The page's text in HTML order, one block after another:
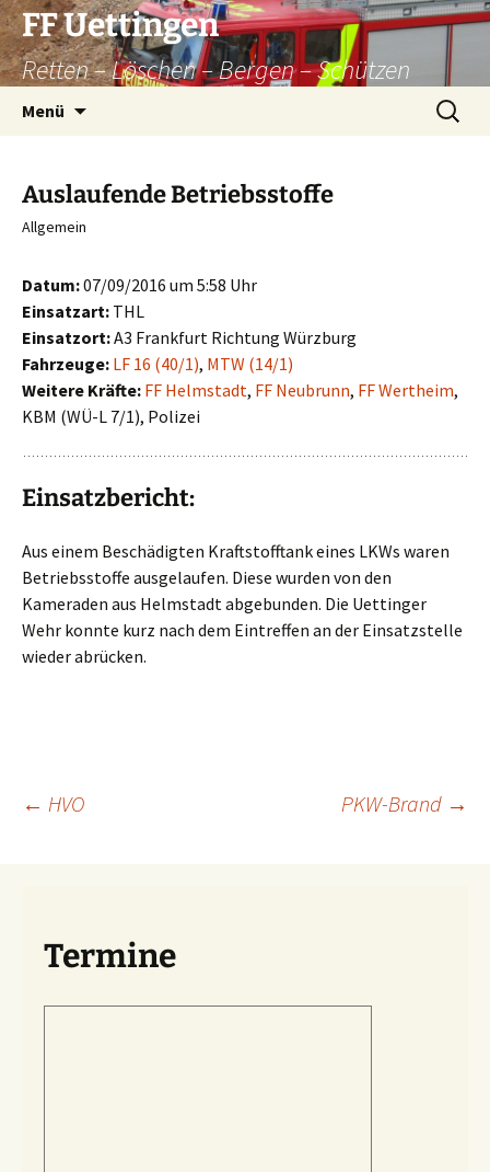
Zum
Inhalt
springen
FF Uettingen
Retten – Löschen – Bergen – Schützen
Menü
Suchen
nach:
Auslaufende Betriebsstoffe
Allgemein
Datum:07/09/2016 um 5:58 Uhr
Einsatzart: THL
Einsatzort:A3 Frankfurt Richtung Würzburg
Fahrzeuge: LF 16 (40/1), MTW (14/1)
Weitere Kräfte: FF Helmstadt, FF Neubrunn, FF Wertheim,
KBM (WÜ-L 7/1), Polizei
Einsatzbericht:
Aus einem Beschädigten Kraftstofftank eines LKWs waren
Betriebsstoffe ausgelaufen. Diese wurden von den
Kameraden aus Helmstadt abgebunden. Die Uettinger
Wehr konnte kurz nach dem Eintreffen an der Einsatzstelle
wieder abrücken.
Beitragsnavigation
← HVO PKW-Brand →
Termine